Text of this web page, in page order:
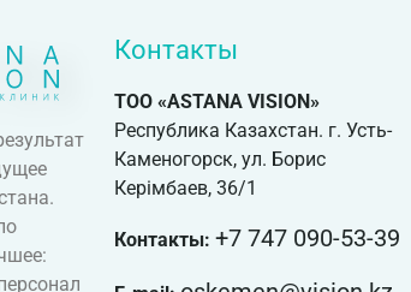
Контакты
ТОО «ASTANA VISION»
Республика Казахстан. г. Усть-
Каменогорск, ул. Борис
Керімбаев, 36/1
Контакты: +7 747 090-53-39